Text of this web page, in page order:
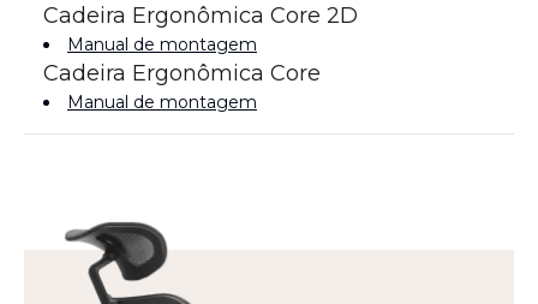
Cadeira Ergonômica Core 2D
Manual de montagem
Cadeira Ergonômica Core
Manual de montagem